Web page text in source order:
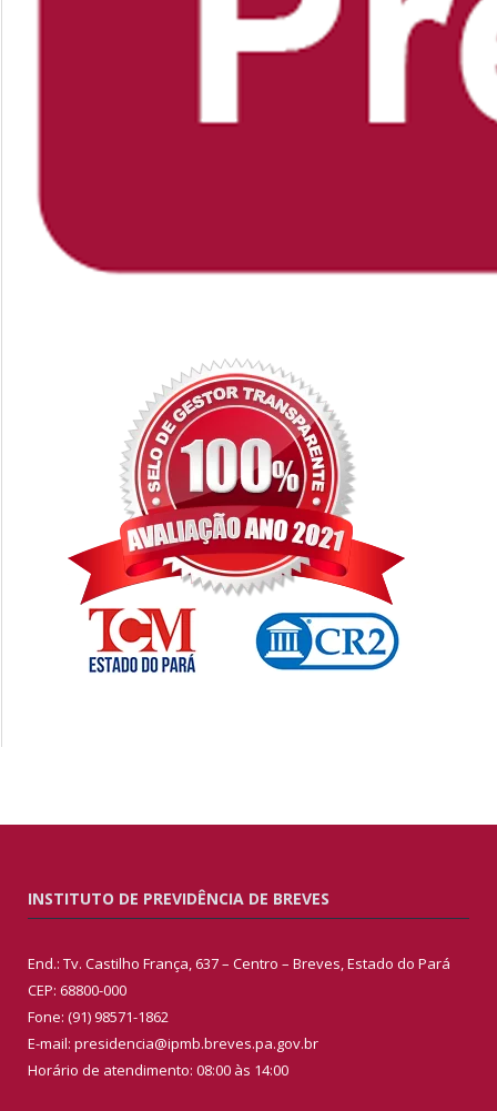
INSTITUTO DE PREVIDÊNCIA DE BREVES
End.: Tv. Castilho França, 637 – Centro – Breves, Estado do Pará
CEP: 68800-000
Fone: (91) 98571-1862
E-mail: presidencia@ipmb.breves.pa.gov.br
Horário de atendimento: 08:00 às 14:00